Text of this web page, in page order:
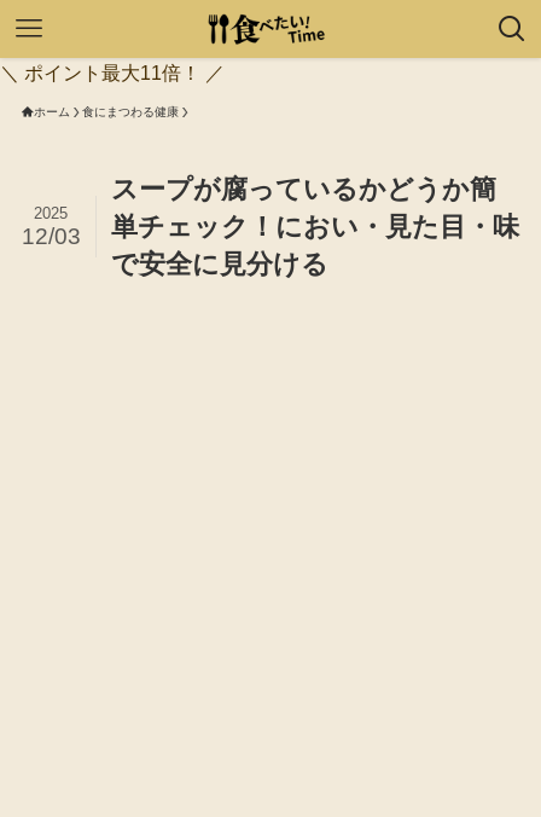
＼ ポイント最大11倍！ ／
ホーム 食にまつわる健康
スープが腐っているかどうか簡
単チェック！におい・見た目・味
で安全に見分ける
2025
12/03